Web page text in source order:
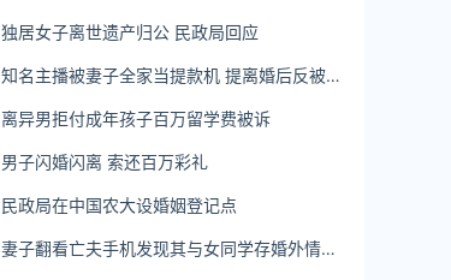
独居女子离世遗产归公 民政局回应
知名主播被妻子全家当提款机 提离婚后反被对
离异男拒付成年孩子百万留学费被诉
男子闪婚闪离 索还百万彩礼
民政局在中国农大设婚姻登记点
妻子翻看亡夫手机发现其与女同学存婚外情，